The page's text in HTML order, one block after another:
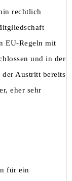
rechtlich
EU-Regeln mit
und in der
Austritt bereits
eher sehr
für ein